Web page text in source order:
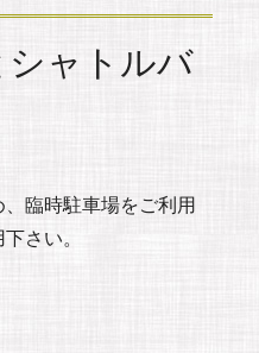
シャトルバ
臨時駐車場をご利用
さい。